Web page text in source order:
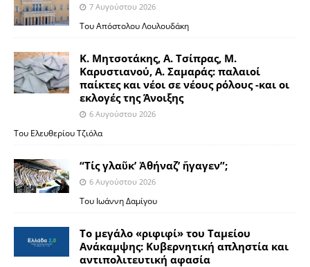
7 Αυγούστου 2026
Του Απόστολου Λουλουδάκη
Κ. Μητσοτάκης, Α. Τσίπρας, Μ.
Καρυστιανού, Α. Σαμαράς: παλαιοί
παίκτες και νέοι σε νέους ρόλους -και οι
εκλογές της Άνοιξης
6 Αυγούστου 2026
Του Ελευθερίου Τζιόλα
“Τίς γλαῦκ’ Ἀθήναζ’ ἤγαγεν”;
6 Αυγούστου 2026
Του Ιωάννη Δαμίγου
Το μεγάλο «ριφιφί» του Ταμείου
Ανάκαμψης: Κυβερνητική απληστία και
αντιπολιτευτική αφασία